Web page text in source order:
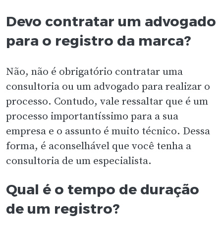
Devo contratar um advogado
para o registro da marca?
Não, não é obrigatório contratar uma
consultoria ou um advogado para realizar o
processo. Contudo, vale ressaltar que é um
processo importantíssimo para a sua
empresa e o assunto é muito técnico. Dessa
forma, é aconselhável que você tenha a
consultoria de um especialista.
Qual é o tempo de duração
de um registro?